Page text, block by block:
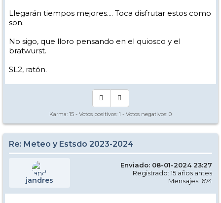
Llegarán tiempos mejores.... Toca disfrutar estos como
son.
No sigo, que lloro pensando en el quiosco y el
bratwurst.
SL2, ratón.
Karma: 15 - Votos positivos: 1 - Votos negativos: 0
Re: Meteo y Estsdo 2023-2024
jandres
Enviado: 08-01-2024 23:27
Registrado: 15 años antes
Mensajes: 674